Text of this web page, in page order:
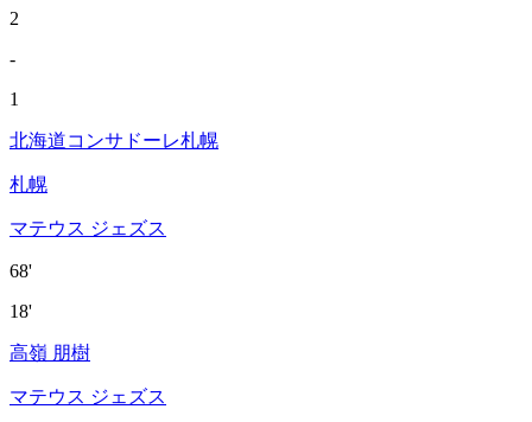
2
-
1
北海道コンサドーレ札幌
札幌
マテウス ジェズス
68'
18'
高嶺 朋樹
マテウス ジェズス